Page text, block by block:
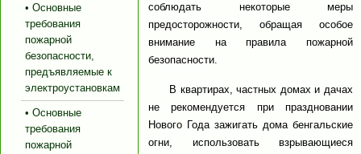
• Основные
требования
пожарной
безопасности,
предъявляемые к
электроустановкам
• Основные
требования
пожарной
соблюдать некоторые меры
предосторожности, обращая особое
внимание на правила пожарной
безопасности.
В квартирах, частных домах и дачах
не рекомендуется при праздновании
Нового Года зажигать дома бенгальские
огни, использовать взрывающиеся